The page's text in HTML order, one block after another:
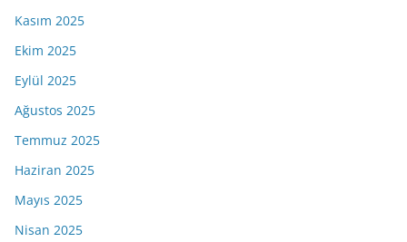
Kasım 2025
Ekim 2025
Eylül 2025
Ağustos 2025
Temmuz 2025
Haziran 2025
Mayıs 2025
Nisan 2025